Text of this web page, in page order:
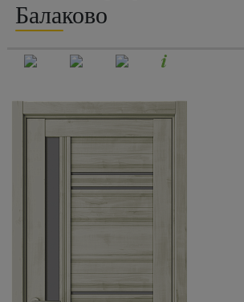
Балаково